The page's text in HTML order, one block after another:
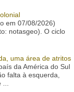
em 07/08/2026)
notasgeo). O ciclo
uma área de atritos
da América do Sul
falta à esquerda,